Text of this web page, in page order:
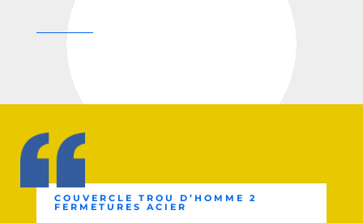
COUVERCLE TROU D’HOMME 2
FERMETURES ACIER